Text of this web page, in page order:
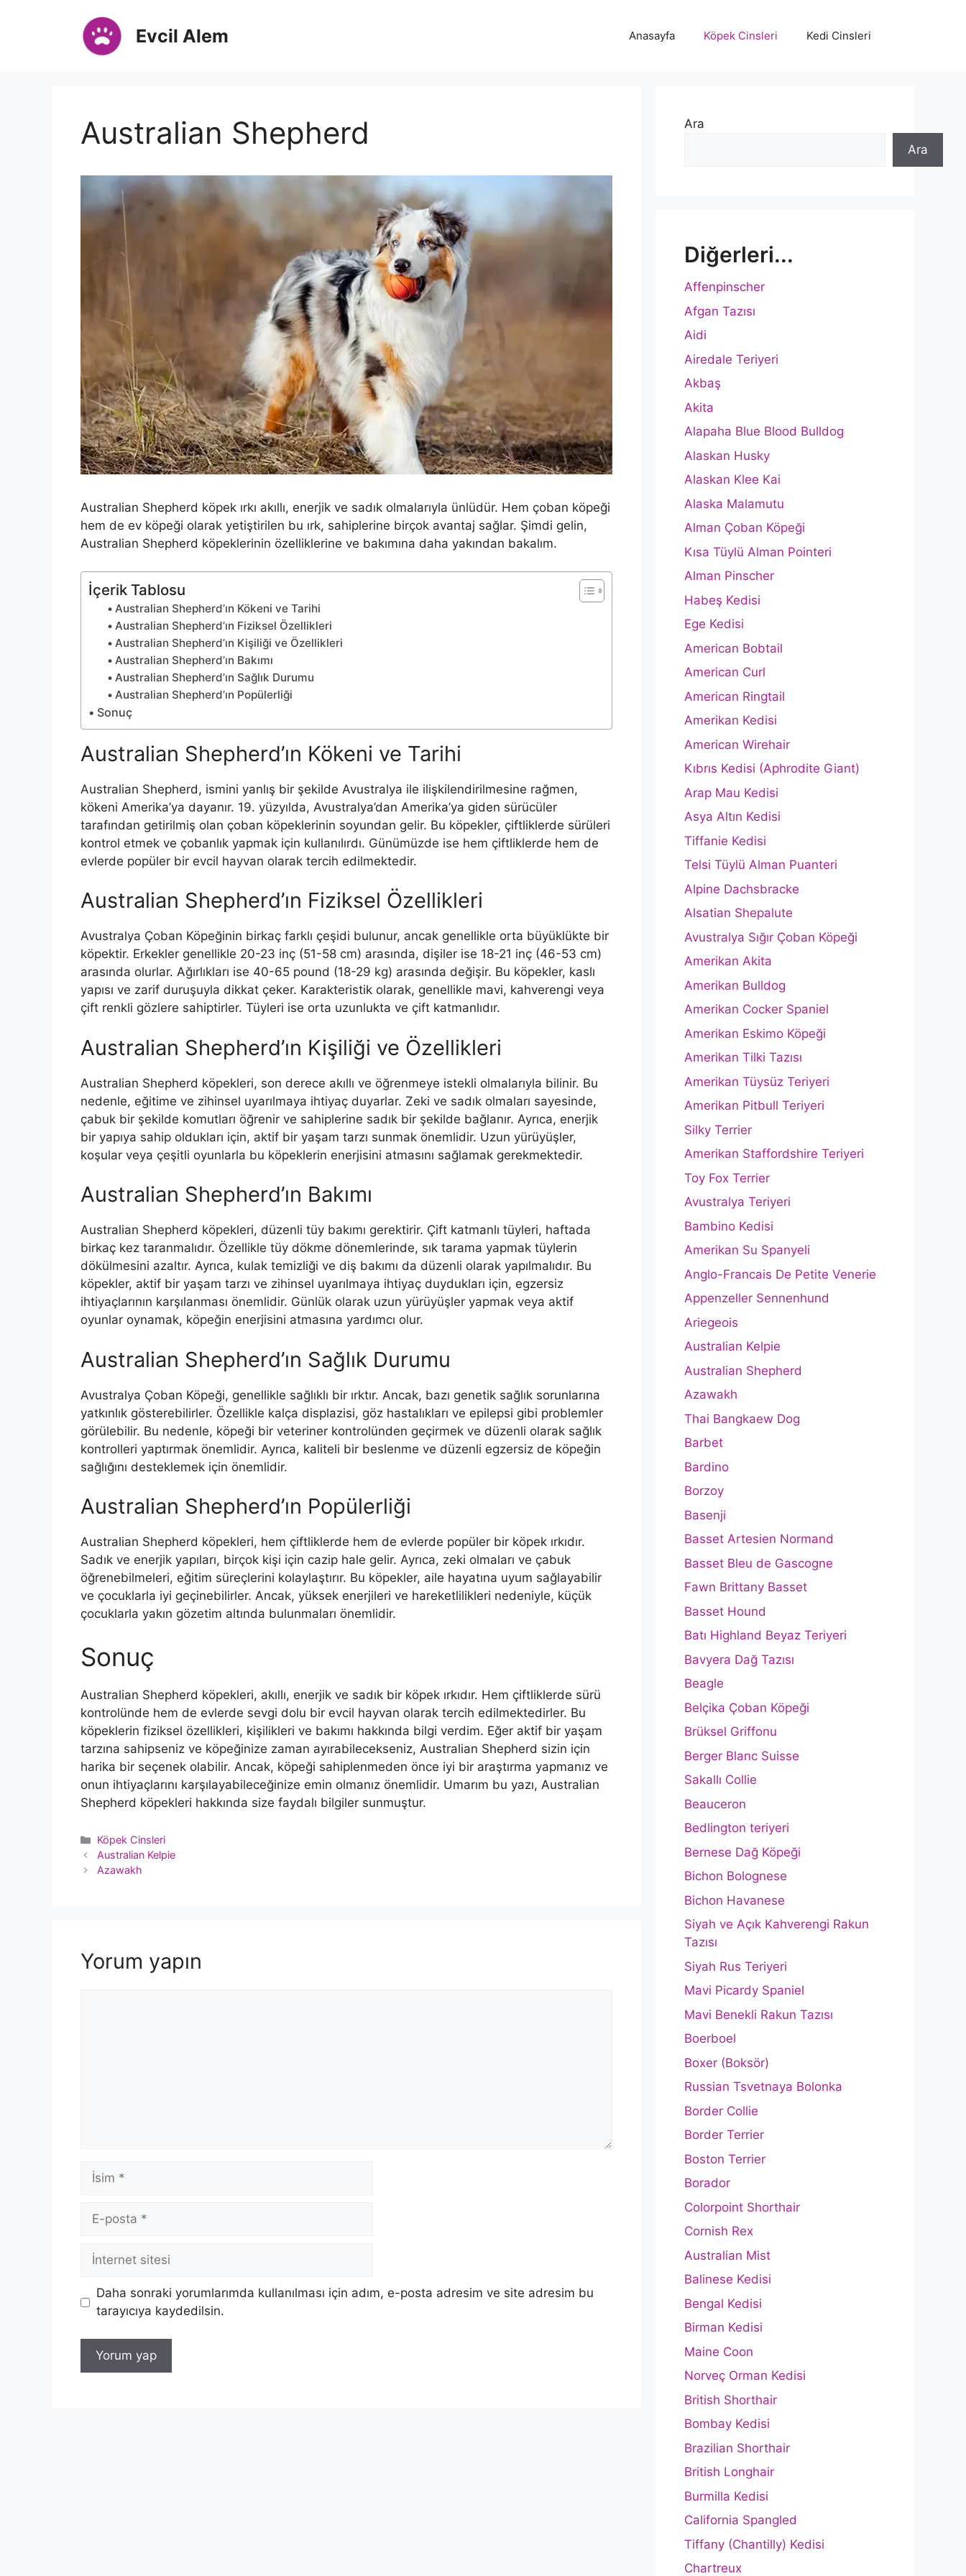
Evcil Alem Anasayfa Köpek Cinsleri Kedi Cinsleri
Australian Shepherd
Australian Shepherd köpek ırkı akıllı, enerjik ve sadık olmalarıyla ünlüdür. Hem çoban köpeği
hem de ev köpeği olarak yetiştirilen bu ırk, sahiplerine birçok avantaj sağlar. Şimdi gelin,
Australian Shepherd köpeklerinin özelliklerine ve bakımına daha yakından bakalım.
İçerik Tablosu
Australian Shepherd’ın Kökeni ve Tarihi
Australian Shepherd’ın Fiziksel Özellikleri
Australian Shepherd’ın Kişiliği ve Özellikleri
Australian Shepherd’ın Bakımı
Australian Shepherd’ın Sağlık Durumu
Australian Shepherd’ın Popülerliği
Sonuç
Australian Shepherd’ın Kökeni ve Tarihi
Australian Shepherd, ismini yanlış bir şekilde Avustralya ile ilişkilendirilmesine rağmen,
kökeni Amerika’ya dayanır. 19. yüzyılda, Avustralya’dan Amerika’ya giden sürücüler
tarafından getirilmiş olan çoban köpeklerinin soyundan gelir. Bu köpekler, çiftliklerde sürüleri
kontrol etmek ve çobanlık yapmak için kullanılırdı. Günümüzde ise hem çiftliklerde hem de
evlerde popüler bir evcil hayvan olarak tercih edilmektedir.
Australian Shepherd’ın Fiziksel Özellikleri
Avustralya Çoban Köpeğinin birkaç farklı çeşidi bulunur, ancak genellikle orta büyüklükte bir
köpektir. Erkekler genellikle 20-23 inç (51-58 cm) arasında, dişiler ise 18-21 inç (46-53 cm)
arasında olurlar. Ağırlıkları ise 40-65 pound (18-29 kg) arasında değişir. Bu köpekler, kaslı
yapısı ve zarif duruşuyla dikkat çeker. Karakteristik olarak, genellikle mavi, kahverengi veya
çift renkli gözlere sahiptirler. Tüyleri ise orta uzunlukta ve çift katmanlıdır.
Australian Shepherd’ın Kişiliği ve Özellikleri
Australian Shepherd köpekleri, son derece akıllı ve öğrenmeye istekli olmalarıyla bilinir. Bu
nedenle, eğitime ve zihinsel uyarılmaya ihtiyaç duyarlar. Zeki ve sadık olmaları sayesinde,
çabuk bir şekilde komutları öğrenir ve sahiplerine sadık bir şekilde bağlanır. Ayrıca, enerjik
bir yapıya sahip oldukları için, aktif bir yaşam tarzı sunmak önemlidir. Uzun yürüyüşler,
koşular veya çeşitli oyunlarla bu köpeklerin enerjisini atmasını sağlamak gerekmektedir.
Australian Shepherd’ın Bakımı
Australian Shepherd köpekleri, düzenli tüy bakımı gerektirir. Çift katmanlı tüyleri, haftada
birkaç kez taranmalıdır. Özellikle tüy dökme dönemlerinde, sık tarama yapmak tüylerin
dökülmesini azaltır. Ayrıca, kulak temizliği ve diş bakımı da düzenli olarak yapılmalıdır. Bu
köpekler, aktif bir yaşam tarzı ve zihinsel uyarılmaya ihtiyaç duydukları için, egzersiz
ihtiyaçlarının karşılanması önemlidir. Günlük olarak uzun yürüyüşler yapmak veya aktif
oyunlar oynamak, köpeğin enerjisini atmasına yardımcı olur.
Australian Shepherd’ın Sağlık Durumu
Avustralya Çoban Köpeği, genellikle sağlıklı bir ırktır. Ancak, bazı genetik sağlık sorunlarına
yatkınlık gösterebilirler. Özellikle kalça displazisi, göz hastalıkları ve epilepsi gibi problemler
görülebilir. Bu nedenle, köpeği bir veteriner kontrolünden geçirmek ve düzenli olarak sağlık
kontrolleri yaptırmak önemlidir. Ayrıca, kaliteli bir beslenme ve düzenli egzersiz de köpeğin
sağlığını desteklemek için önemlidir.
Australian Shepherd’ın Popülerliği
Australian Shepherd köpekleri, hem çiftliklerde hem de evlerde popüler bir köpek ırkıdır.
Sadık ve enerjik yapıları, birçok kişi için cazip hale gelir. Ayrıca, zeki olmaları ve çabuk
öğrenebilmeleri, eğitim süreçlerini kolaylaştırır. Bu köpekler, aile hayatına uyum sağlayabilir
ve çocuklarla iyi geçinebilirler. Ancak, yüksek enerjileri ve hareketlilikleri nedeniyle, küçük
çocuklarla yakın gözetim altında bulunmaları önemlidir.
Sonuç
Australian Shepherd köpekleri, akıllı, enerjik ve sadık bir köpek ırkıdır. Hem çiftliklerde sürü
kontrolünde hem de evlerde sevgi dolu bir evcil hayvan olarak tercih edilmektedirler. Bu
köpeklerin fiziksel özellikleri, kişilikleri ve bakımı hakkında bilgi verdim. Eğer aktif bir yaşam
tarzına sahipseniz ve köpeğinize zaman ayırabilecekseniz, Australian Shepherd sizin için
harika bir seçenek olabilir. Ancak, köpeği sahiplenmeden önce iyi bir araştırma yapmanız ve
onun ihtiyaçlarını karşılayabileceğinize emin olmanız önemlidir. Umarım bu yazı, Australian
Shepherd köpekleri hakkında size faydalı bilgiler sunmuştur.
Kategoriler
Köpek Cinsleri
Australian Kelpie
Azawakh
Yorum yapın
İsim
posta
İnternet
Daha sonraki yorumlarımda kullanılması için adım, e-posta adresim ve site adresim bu
tarayıcıya kaydedilsin.
Ara
Ara
Diğerleri...
Affenpinscher
Afgan Tazısı
Aidi
Airedale Teriyeri
Akbaş
Akita
Alapaha Blue Blood Bulldog
Alaskan Husky
Alaskan Klee Kai
Alaska Malamutu
Alman Çoban Köpeği
Kısa Tüylü Alman Pointeri
Alman Pinscher
Habeş Kedisi
Ege Kedisi
American Bobtail
American Curl
American Ringtail
Amerikan Kedisi
American Wirehair
Kıbrıs Kedisi (Aphrodite Giant)
Arap Mau Kedisi
Asya Altın Kedisi
Tiffanie Kedisi
Telsi Tüylü Alman Puanteri
Alpine Dachsbracke
Alsatian Shepalute
Avustralya Sığır Çoban Köpeği
Amerikan Akita
Amerikan Bulldog
Amerikan Cocker Spaniel
Amerikan Eskimo Köpeği
Amerikan Tilki Tazısı
Amerikan Tüysüz Teriyeri
Amerikan Pitbull Teriyeri
Silky Terrier
Amerikan Staffordshire Teriyeri
Toy Fox Terrier
Avustralya Teriyeri
Bambino Kedisi
Amerikan Su Spanyeli
Anglo-Francais De Petite Venerie
Appenzeller Sennenhund
Ariegeois
Australian Kelpie
Australian Shepherd
Azawakh
Thai Bangkaew Dog
Barbet
Bardino
Borzoy
Basenji
Basset Artesien Normand
Basset Bleu de Gascogne
Fawn Brittany Basset
Basset Hound
Batı Highland Beyaz Teriyeri
Bavyera Dağ Tazısı
Beagle
Belçika Çoban Köpeği
Brüksel Griffonu
Berger Blanc Suisse
Sakallı Collie
Beauceron
Bedlington teriyeri
Bernese Dağ Köpeği
Bichon Bolognese
Bichon Havanese
Siyah ve Açık Kahverengi Rakun
Tazısı
Siyah Rus Teriyeri
Mavi Picardy Spaniel
Mavi Benekli Rakun Tazısı
Boerboel
Boxer (Boksör)
Russian Tsvetnaya Bolonka
Border Collie
Border Terrier
Boston Terrier
Borador
Colorpoint Shorthair
Cornish Rex
Australian Mist
Balinese Kedisi
Bengal Kedisi
Birman Kedisi
Maine Coon
Norveç Orman Kedisi
British Shorthair
Bombay Kedisi
Brazilian Shorthair
British Longhair
Burmilla Kedisi
California Spangled
Tiffany (Chantilly) Kedisi
Chartreux